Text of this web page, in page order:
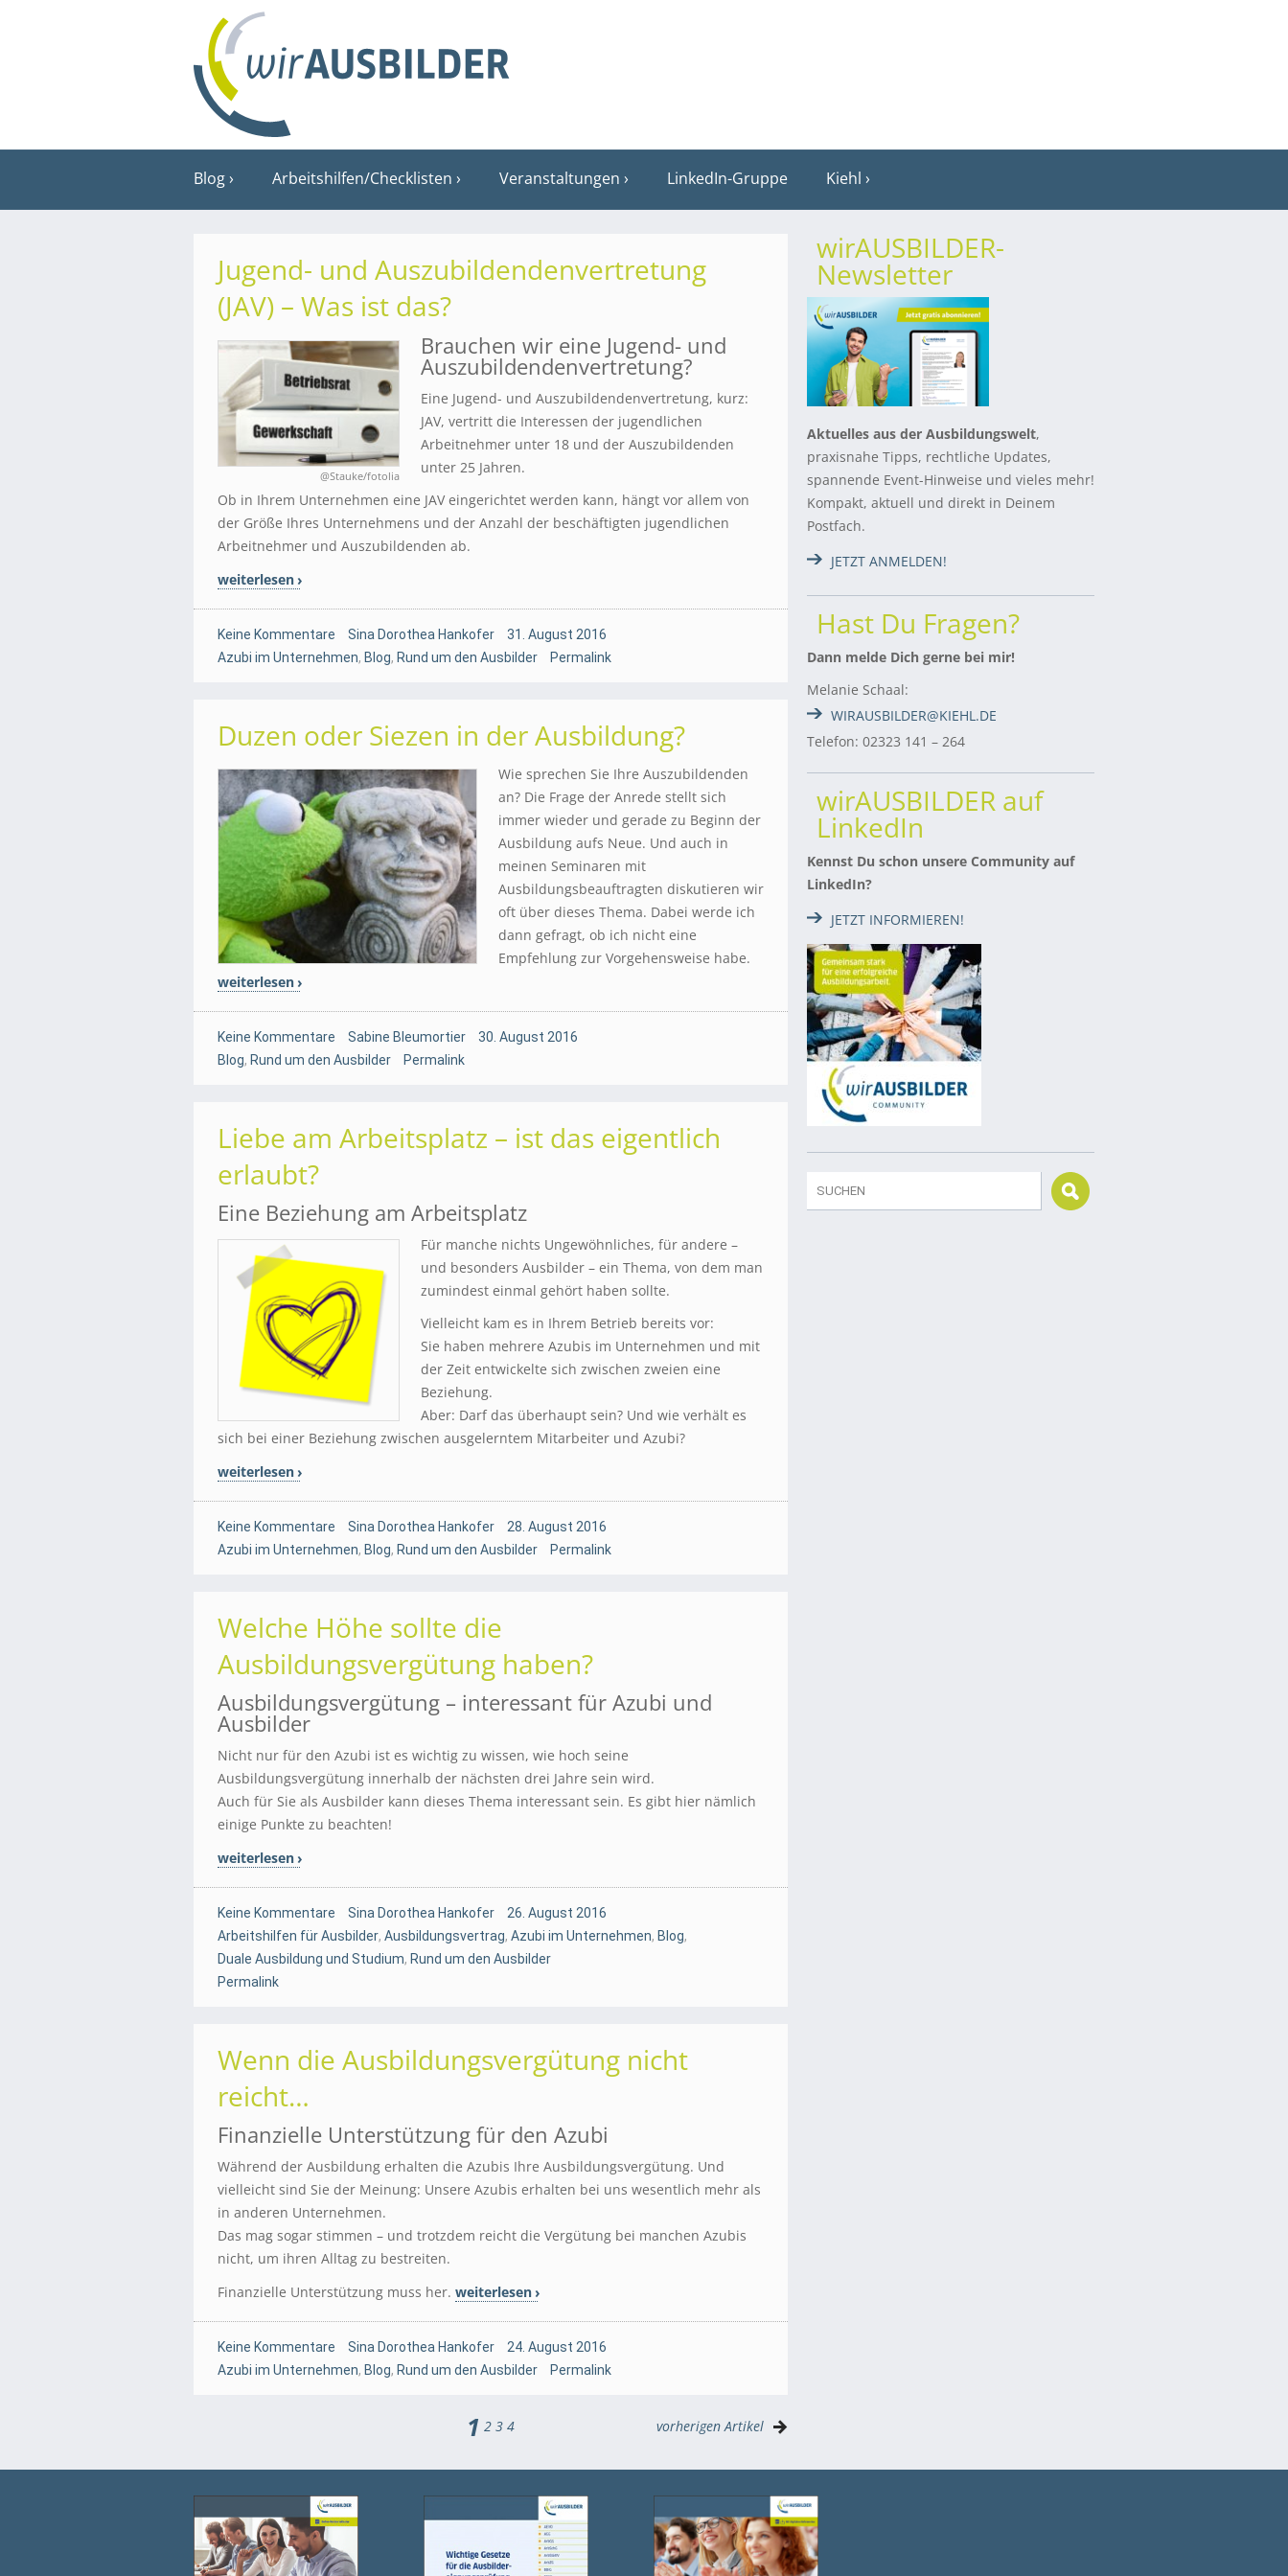
Blog Arbeitshilfen/Checklisten Veranstaltungen LinkedIn-Gruppe Kiehl
Jugend- und Auszubildendenvertretung
(JAV) – Was ist das?
@Stauke/fotolia
Brauchen wir eine Jugend- und
Auszubildendenvertretung?
Eine Jugend- und Auszubildendenvertretung, kurz:
JAV, vertritt die Interessen der jugendlichen
Arbeitnehmer unter 18 und der Auszubildenden
unter 25 Jahren.
Ob in Ihrem Unternehmen eine JAV eingerichtet werden kann, hängt vor allem von
der Größe Ihres Unternehmens und der Anzahl der beschäftigten jugendlichen
Arbeitnehmer und Auszubildenden ab.
weiterlesen
Keine Kommentare Sina Dorothea Hankofer
31. August 2016
Azubi im Unternehmen, Blog, Rund um den Ausbilder Permalink
Duzen oder Siezen in der Ausbildung?
Wie sprechen Sie Ihre Auszubildenden
an? Die Frage der Anrede stellt sich
immer wieder und gerade zu Beginn der
Ausbildung aufs Neue. Und auch in
meinen Seminaren mit
Ausbildungsbeauftragten diskutieren wir
oft über dieses Thema. Dabei werde ich
dann gefragt, ob ich nicht eine
Empfehlung zur Vorgehensweise habe.
weiterlesen
Keine Kommentare Sabine Bleumortier
30. August 2016
Blog, Rund um den Ausbilder Permalink
Liebe am Arbeitsplatz – ist das eigentlich
erlaubt?
Eine Beziehung am Arbeitsplatz
Für manche nichts Ungewöhnliches, für andere –
und besonders Ausbilder – ein Thema, von dem man
zumindest einmal gehört haben sollte.
Vielleicht kam es in Ihrem Betrieb bereits vor:
Sie haben mehrere Azubis im Unternehmen und mit
der Zeit entwickelte sich zwischen zweien eine
Beziehung.
Aber: Darf das überhaupt sein? Und wie verhält es
sich bei einer Beziehung zwischen ausgelerntem Mitarbeiter und Azubi?
weiterlesen
Keine Kommentare Sina Dorothea Hankofer
28. August 2016
Azubi im Unternehmen, Blog, Rund um den Ausbilder Permalink
Welche Höhe sollte die
Ausbildungsvergütung haben?
Ausbildungsvergütung – interessant für Azubi und
Ausbilder
Nicht nur für den Azubi ist es wichtig zu wissen, wie hoch seine
Ausbildungsvergütung innerhalb der nächsten drei Jahre sein wird.
Auch für Sie als Ausbilder kann dieses Thema interessant sein. Es gibt hier nämlich
einige Punkte zu beachten!
weiterlesen
Keine Kommentare Sina Dorothea Hankofer
26. August 2016
Arbeitshilfen für Ausbilder, Ausbildungsvertrag, Azubi im Unternehmen, Blog,
Duale Ausbildung und Studium, Rund um den Ausbilder
Permalink
Wenn die Ausbildungsvergütung nicht
reicht…
Finanzielle Unterstützung für den Azubi
Während der Ausbildung erhalten die Azubis Ihre Ausbildungsvergütung. Und
vielleicht sind Sie der Meinung: Unsere Azubis erhalten bei uns wesentlich mehr als
in anderen Unternehmen.
Das mag sogar stimmen – und trotzdem reicht die Vergütung bei manchen Azubis
nicht, um ihren Alltag zu bestreiten.
Finanzielle Unterstützung muss her. weiterlesen
Keine Kommentare Sina Dorothea Hankofer
24. August 2016
Azubi im Unternehmen, Blog, Rund um den Ausbilder Permalink
1 2 3 4 vorherigen Artikel
wirAUSBILDER-
Newsletter
Aktuelles aus der Ausbildungswelt,
praxisnahe Tipps, rechtliche Updates,
spannende Event-Hinweise und vieles mehr!
Kompakt, aktuell und direkt in Deinem
Postfach.
JETZT ANMELDEN!
Hast Du Fragen?
Dann melde Dich gerne bei mir!
Melanie Schaal:
WIRAUSBILDER@KIEHL.DE
Telefon: 02323 141 – 264
wirAUSBILDER auf
LinkedIn
Kennst Du schon unsere Community auf
LinkedIn?
JETZT INFORMIEREN!